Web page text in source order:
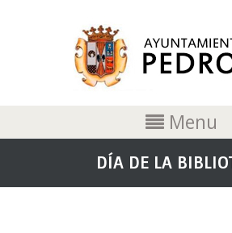
Menu
DÍA DE LA